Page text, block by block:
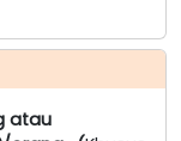
atau